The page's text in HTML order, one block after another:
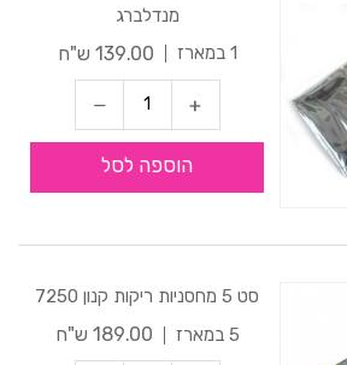
מנדלברג
1 במארז
139.00 ש"ח
הוספה לסל
סט 5 מחסניות ריקות קנון 7250
5 במארז
189.00 ש"ח